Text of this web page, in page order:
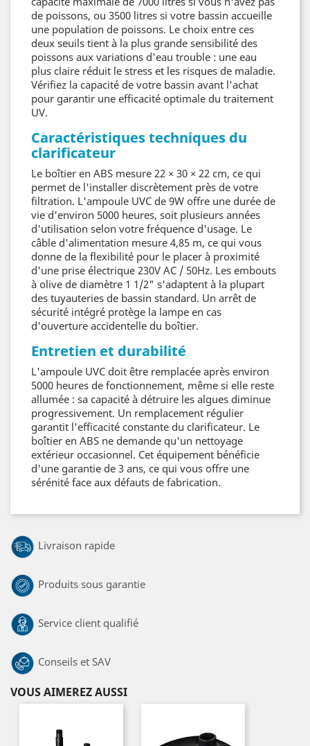
de poissons, ou 3500 litres si votre bassin accueille
une population de poissons. Le choix entre ces
deux seuils tient à la plus grande sensibilité des
poissons aux variations d'eau trouble : une eau
plus claire réduit le stress et les risques de maladie.
Vérifiez la capacité de votre bassin avant l'achat
pour garantir une efficacité optimale du traitement
UV.
Caractéristiques techniques du
clarificateur
Le boîtier en ABS mesure 22 × 30 × 22 cm, ce qui
permet de l'installer discrètement près de votre
filtration. L'ampoule UVC de 9W offre une durée de
vie d'environ 5000 heures, soit plusieurs années
d'utilisation selon votre fréquence d'usage. Le
câble d'alimentation mesure 4,85 m, ce qui vous
donne de la flexibilité pour le placer à proximité
d'une prise électrique 230V AC / 50Hz. Les embouts
à olive de diamètre 1 1/2" s'adaptent à la plupart
des tuyauteries de bassin standard. Un arrêt de
sécurité intégré protège la lampe en cas
d'ouverture accidentelle du boîtier.
Entretien et durabilité
L'ampoule UVC doit être remplacée après environ
5000 heures de fonctionnement, même si elle reste
allumée : sa capacité à détruire les algues diminue
progressivement. Un remplacement régulier
garantit l'efficacité constante du clarificateur. Le
boîtier en ABS ne demande qu'un nettoyage
extérieur occasionnel. Cet équipement bénéficie
d'une garantie de 3 ans, ce qui vous offre une
sérénité face aux défauts de fabrication.
Livraison rapide
Produits sous garantie
Service client qualifié
Conseils et SAV
VOUS AIMEREZ AUSSI